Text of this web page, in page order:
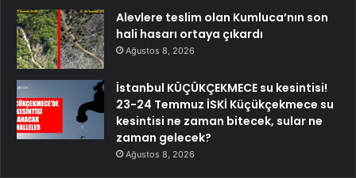
Alevlere teslim olan Kumluca’nın son
hali hasarı ortaya çıkardı
Ağustos 8, 2026
İstanbul KÜÇÜKÇEKMECE su kesintisi!
23-24 Temmuz İSKİ Küçükçekmece su
kesintisi ne zaman bitecek, sular ne
zaman gelecek?
Ağustos 8, 2026